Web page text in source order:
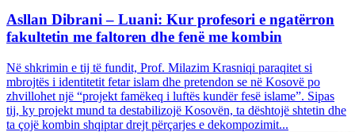
Asllan Dibrani – Luani: Kur profesori e ngatërron
fakultetin me faltoren dhe fenë me kombin
Në shkrimin e tij të fundit, Prof. Milazim Krasniqi paraqitet si
mbrojtës i identitetit fetar islam dhe pretendon se në Kosovë po
zhvillohet një “projekt famëkeq i luftës kundër fesë islame”. Sipas
tij, ky projekt mund ta destabilizojë Kosovën, ta dështojë shtetin dhe
ta çojë kombin shqiptar drejt përçarjes e dekompozimit...